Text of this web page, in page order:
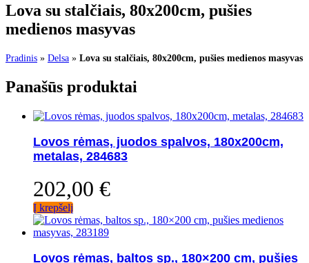
Lova su stalčiais, 80x200cm, pušies
medienos masyvas
Pradinis » Delsa » Lova su stalčiais, 80x200cm, pušies medienos masyvas
Panašūs produktai
Lovos rėmas, juodos spalvos, 180x200cm,
metalas, 284683
202,00 €
Į krepšelį
Lovos rėmas, baltos sp., 180×200 cm, pušies